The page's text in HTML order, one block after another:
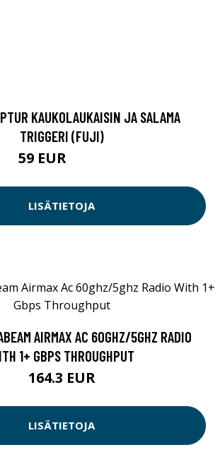
KAUKOLAUKAISIN JA SALAMA
TRIGGERI (FUJI)
59 EUR
LISÄTIETOJA
AIRMAX AC 60GHZ/5GHZ RADIO
1+ GBPS THROUGHPUT
164.3 EUR
LISÄTIETOJA